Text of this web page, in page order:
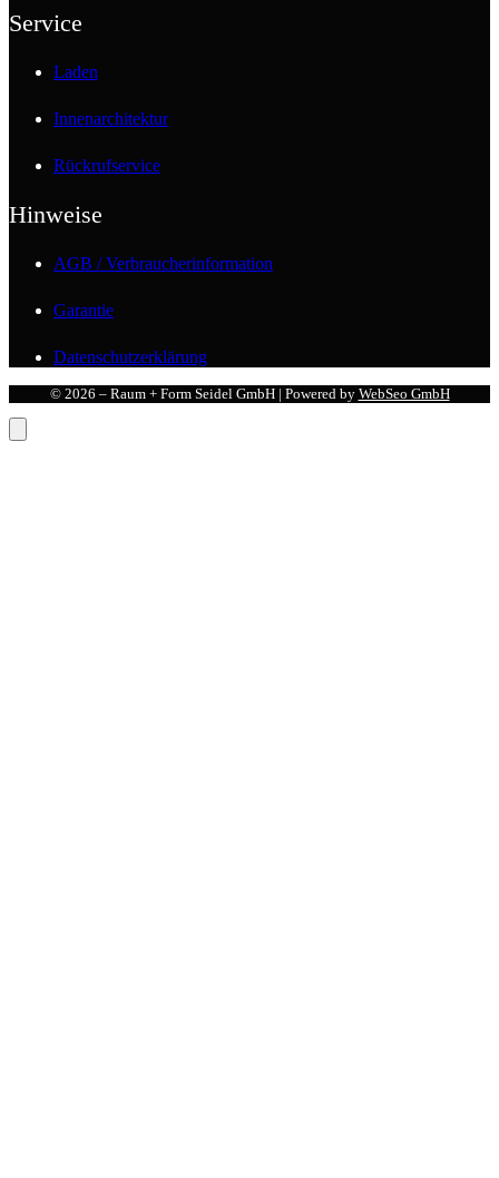
Service
Laden
Innenarchitektur
Rückrufservice
Hinweise
AGB / Verbraucherinformation
Garantie
Datenschutzerklärung
© 2026 – Raum + Form Seidel GmbH | Powered by WebSeo GmbH